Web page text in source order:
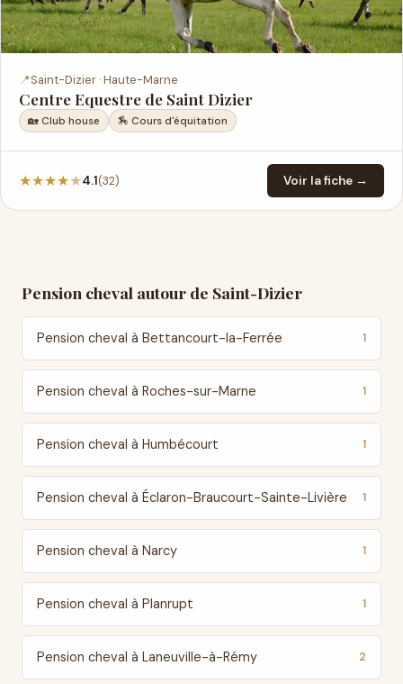
📍Saint-Dizier · Haute-Marne
Centre Equestre de Saint Dizier
🏡 Club house 🏇 Cours d'équitation
★★★★★4.1(32) Voir la fiche →
Pension cheval autour de Saint-Dizier
Pension cheval à Bettancourt-la-Ferrée 1
Pension cheval à Roches-sur-Marne 1
Pension cheval à Humbécourt 1
Pension cheval à Éclaron-Braucourt-Sainte-Livière 1
Pension cheval à Narcy 1
Pension cheval à Planrupt 1
Pension cheval à Laneuville-à-Rémy 2